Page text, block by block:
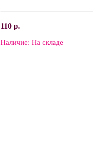
110 р.
В корзину
Наличие: На складе